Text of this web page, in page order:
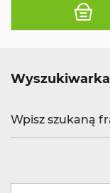
Wyszukiwarka